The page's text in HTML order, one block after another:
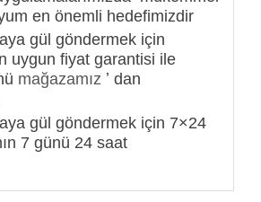
en önemli hedefimizdir
gül göndermek için
uygun fiyat garantisi ile
mağazamız ʼ dan
gül göndermek için 7×24
7 günü 24 saat